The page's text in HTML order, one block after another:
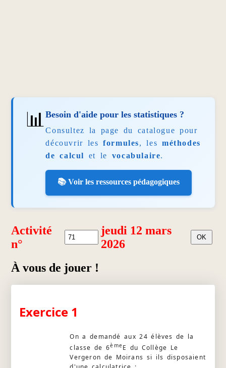
📊Besoin d'aide pour les statistiques ?
Consultez la page du catalogue pour
découvrir lesformules, lesméthodes
de calcul
et le vocabulaire.
📚 Voir les ressources pédagogiques
Activité
n°
jeudi 12 mars
2026
À vous de jouer !
Exercice 1
On a demandé aux 24 élèves de la
classe de 6ème E du Collège Le
Vergeron de Moirans si ils disposaient